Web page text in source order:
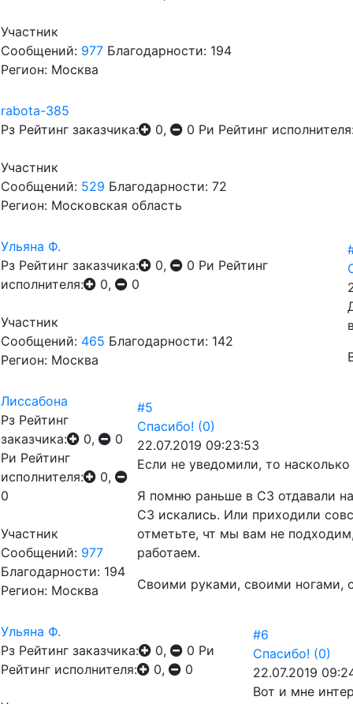
Участник
Сообщений: 977 Благодарности: 194
Регион: Москва
rabota-385
Рз Рейтинг заказчика: 0, 0 Ри Рейтинг
Участник
Сообщений: 529 Благодарности: 72
Регион: Московская область
Ульяна Ф.
Рз Рейтинг заказчика: 0, 0 Ри Рейтинг
исполнителя:
0, 0
Участник
Сообщений: 465 Благодарности: 142
Регион: Москва
Лиссабона
Рз Рейтинг
заказчика:
0,
0
Ри Рейтинг
исполнителя:
0,
0
Участник
Сообщений: 977
Благодарности: 194
Регион: Москва
#5
Спасибо! (0)
22.07.2019 09:23:53
Если не уведомили, то
Я помню раньше в СЗ отдавали
СЗ искались. Или приходили
отметьте, чт мы вам не
работаем.
Своими руками, своими ногами,
Ульяна Ф.
Рз Рейтинг заказчика: 0, 0 Ри
Рейтинг исполнителя:
0, 0
#6
Спасибо! (0)
22.07.2019
Вот и мне